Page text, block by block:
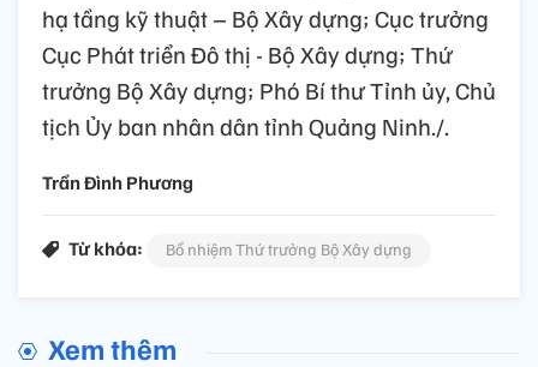
hạ tầng kỹ thuật – Bộ Xây dựng; Cục trưởng
Cục Phát triển Đô thị - Bộ Xây dựng; Thứ
trưởng Bộ Xây dựng; Phó Bí thư Tỉnh ủy, Chủ
tịch Ủy ban nhân dân tỉnh Quảng Ninh./.
Trần Đình Phương
Từ khóa: Bổ nhiệm Thứ trưởng Bộ Xây dựng
Xem thêm